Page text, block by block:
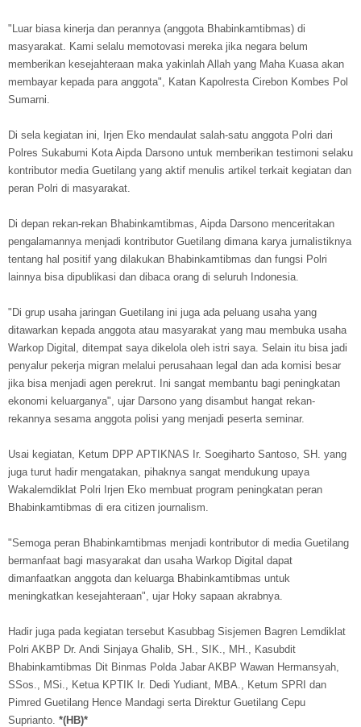
"Luar biasa kinerja dan perannya (anggota Bhabinkamtibmas) di
masyarakat. Kami selalu memotovasi mereka jika negara belum
memberikan kesejahteraan maka yakinlah Allah yang Maha Kuasa akan
membayar kepada para anggota", Katan Kapolresta Cirebon Kombes Pol
Sumarni.
Di sela kegiatan ini, Irjen Eko mendaulat salah-satu anggota Polri dari
Polres Sukabumi Kota Aipda Darsono untuk memberikan testimoni selaku
kontributor media Guetilang yang aktif menulis artikel terkait kegiatan dan
peran Polri di masyarakat.
Di depan rekan-rekan Bhabinkamtibmas, Aipda Darsono menceritakan
pengalamannya menjadi kontributor Guetilang dimana karya jurnalistiknya
tentang hal positif yang dilakukan Bhabinkamtibmas dan fungsi Polri
lainnya bisa dipublikasi dan dibaca orang di seluruh Indonesia.
"Di grup usaha jaringan Guetilang ini juga ada peluang usaha yang
ditawarkan kepada anggota atau masyarakat yang mau membuka usaha
Warkop Digital, ditempat saya dikelola oleh istri saya. Selain itu bisa jadi
penyalur pekerja migran melalui perusahaan legal dan ada komisi besar
jika bisa menjadi agen perekrut. Ini sangat membantu bagi peningkatan
ekonomi keluarganya", ujar Darsono yang disambut hangat rekan-
rekannya sesama anggota polisi yang menjadi peserta seminar.
Usai kegiatan, Ketum DPP APTIKNAS Ir. Soegiharto Santoso, SH. yang
juga turut hadir mengatakan, pihaknya sangat mendukung upaya
Wakalemdiklat Polri Irjen Eko membuat program peningkatan peran
Bhabinkamtibmas di era citizen journalism.
"Semoga peran Bhabinkamtibmas menjadi kontributor di media Guetilang
bermanfaat bagi masyarakat dan usaha Warkop Digital dapat
dimanfaatkan anggota dan keluarga Bhabinkamtibmas untuk
meningkatkan kesejahteraan", ujar Hoky sapaan akrabnya.
Hadir juga pada kegiatan tersebut Kasubbag Sisjemen Bagren Lemdiklat
Polri AKBP Dr. Andi Sinjaya Ghalib, SH., SIK., MH., Kasubdit
Bhabinkamtibmas Dit Binmas Polda Jabar AKBP Wawan Hermansyah,
SSos., MSi., Ketua KPTIK Ir. Dedi Yudiant, MBA., Ketum SPRI dan
Pimred Guetilang Hence Mandagi serta Direktur Guetilang Cepu
Suprianto. *(HB)*